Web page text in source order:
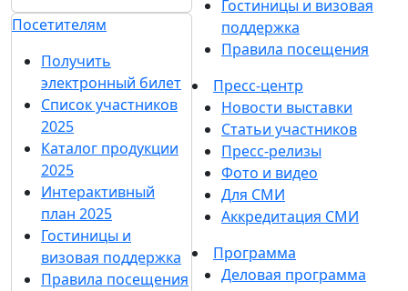
Посетителям
Получить
электронный билет
Список участников
2025
Каталог продукции
2025
Интерактивный
план 2025
Гостиницы и
визовая поддержка
Правила посещения
Гостиницы и визовая
поддержка
Правила посещения
Пресс-центр
Новости выставки
Статьи участников
Пресс-релизы
Фото и видео
Для СМИ
Аккредитация СМИ
Программа
Деловая программа